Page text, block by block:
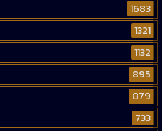
1683
1321
1132
895
879
733